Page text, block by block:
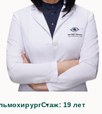
Стаж: 19 лет